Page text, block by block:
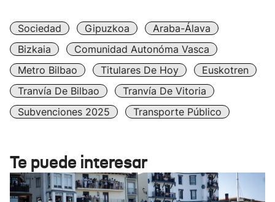
Sociedad Gipuzkoa
Araba-Álava
Bizkaia
Comunidad Autonóma Vasca
Metro Bilbao
Titulares De Hoy
Euskotren
Tranvía De Bilbao
Tranvía De Vitoria
Subvenciones 2025
Transporte Público
Te puede interesar